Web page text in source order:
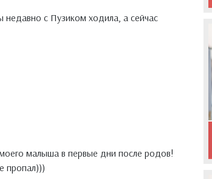
с Пузиком ходила, а сейчас
малыша в первые дни после родов!
пропал)))